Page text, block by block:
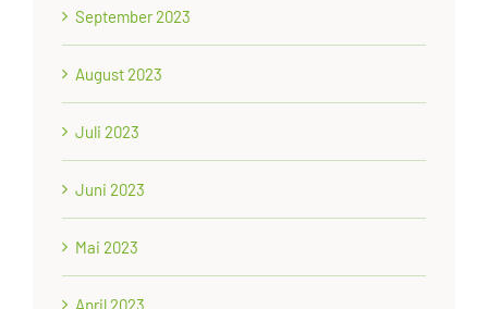
September 2023
August 2023
Juli 2023
Juni 2023
Mai 2023
April 2023